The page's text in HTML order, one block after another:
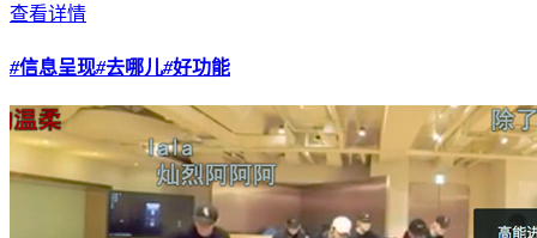
查看详情
#信息呈现#去哪儿#好功能